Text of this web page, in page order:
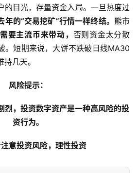
的目光，存量资金入局。一旦热度过
的“交易挖矿”行情一样终结。 熊市
要主流币来带动， 否则资金太分散
。短期来说，大饼不跌破日线MA30
几天。
风险提示：
烈，投资数字资产是一种高风险的投
资行为。
意投资风险，理性投资